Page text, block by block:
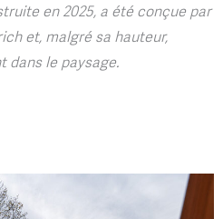
en 2025, a été conçue par
et, malgré sa hauteur,
dans le paysage.